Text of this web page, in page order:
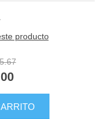
producto